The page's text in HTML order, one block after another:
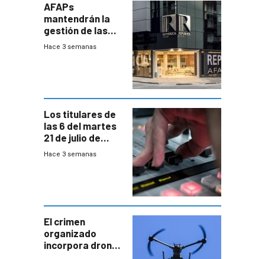
AFAPs
mantendrán la
gestión de las
cuentas
Hace 3 semanas
Los titulares de
las 6 del martes
21 de julio de
2026
Hace 3 semanas
El crimen
organizado
incorpora drones